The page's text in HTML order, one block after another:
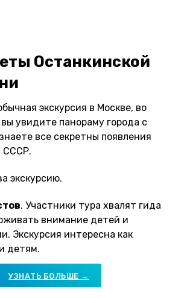
Останкинской
экскурсия в Москве, во
увидите панораму города с
все секретны появления
СССР.
экскурсию.
. Участники тура хвалят гида
внимание детей и
Экскурсия интересна как
детям.
УЗНАТЬ БОЛЬШЕ →